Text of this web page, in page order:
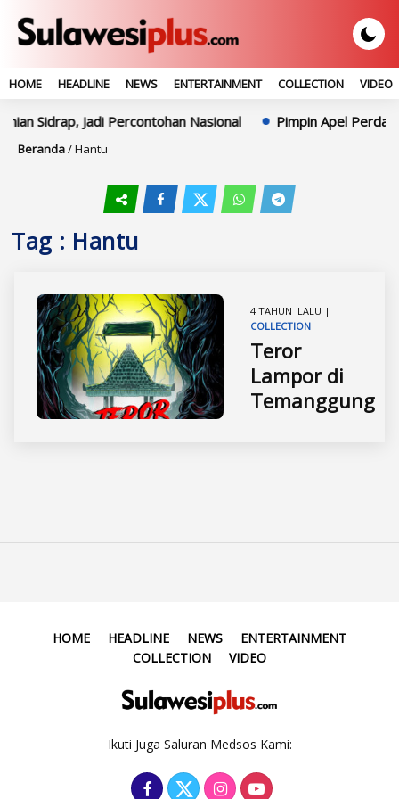
HOME HEADLINE NEWS ENTERTAINMENT COLLECTION VIDEO
Sidrap, Jadi Percontohan Nasional Pimpin Apel
Beranda/Hantu
Tag : Hantu
4 TAHUN LALU |
COLLECTION
Teror
Lampor di
Temanggung
HOME HEADLINE NEWS
ENTERTAINMENT
COLLECTION
VIDEO
Ikuti Juga Saluran Medsos Kami: